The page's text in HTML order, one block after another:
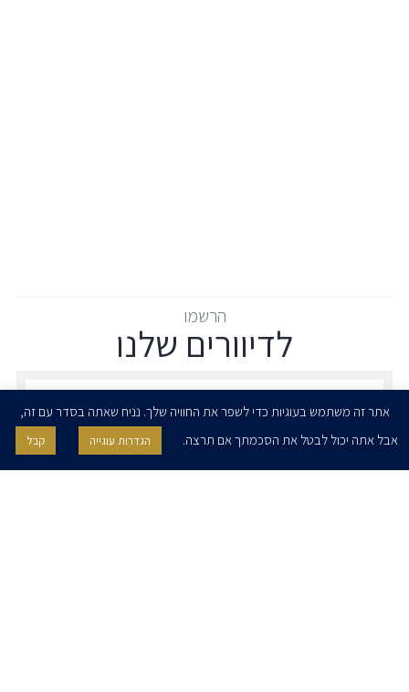
הרשמו
לדיוורים שלנו
אני מאשר/ת בזאת להרצוג, פוקס, נאמן ושות' לשלוח לי ניוזלטרים,
הודעות והזמנות לאירועים וכנסים. אני רשאי/ת לחזור בי מהסכמתי לעיל בכל
אתר זה משתמש בעוגיות כדי לשפר את החוויה שלך. נניח שאתה בסדר עם זה,
אבל אתה יכול לבטל את הסכמתך אם תרצה.
הגדרות עוגייה קבל